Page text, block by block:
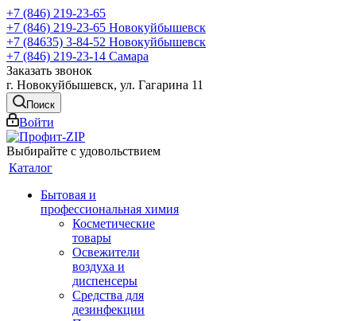
+7 (846) 219-23-65
+7 (846) 219-23-65 Новокуйбышевск
+7 (84635) 3-84-52 Новокуйбышевск
+7 (846) 219-23-14 Самара
Заказать звонок
г. Новокуйбышевск, ул. Гагарина 11
Поиск
Войти
Выбирайте с удовольствием
Каталог
Бытовая и
профессиональная химия
Косметические
товары
Освежители
воздуха и
диспенсеры
Средства для
дезинфекции